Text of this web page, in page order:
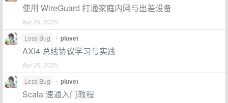
使用 WireGuard 打通家庭内网与出差设备
Apr 29, 2025
Less Bug
• pluvet
AXI4 总线协议学习与实践
Apr 29, 2025
Less Bug
• pluvet
Scala 速通入门教程